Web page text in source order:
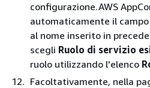
configurazione.AWS
automaticamente il campo
al nome inserito in
scegli Ruolo di servizio
ruolo utilizzando l'elenco
Facoltativamente, nella